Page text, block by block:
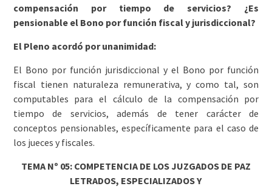
compensación por tiempo de servicios? ¿Es
pensionable el Bono por función fiscal y jurisdiccional?
El Pleno acordó por unanimidad:
El Bono por función jurisdiccional y el Bono por función
fiscal tienen naturaleza remunerativa, y como tal, son
computables para el cálculo de la compensación por
tiempo de servicios, además de tener carácter de
conceptos pensionables, específicamente para el caso de
los jueces y fiscales.
TEMA Nº 05: COMPETENCIA DE LOS JUZGADOS DE PAZ
LETRADOS, ESPECIALIZADOS Y